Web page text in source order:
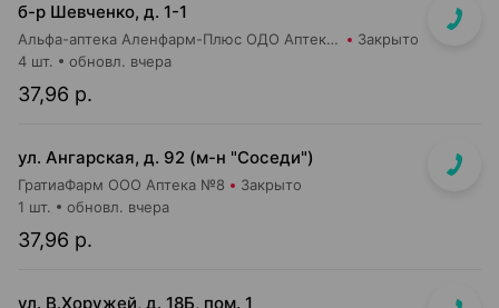
б-р Шевченко, д. 1-1
Альфа-аптека Аленфарм-Плюс ОДО Аптека №2 Закрыто
37,96 р.
4 шт. обновл. вчера
ул. Ангарская, д. 92 (м-н "Соседи")
ГратиаФарм ООО Аптека №8 Закрыто
37,96 р.
1 шт. обновл. вчера
ул. В.Хоружей, д. 18Б, пом. 1